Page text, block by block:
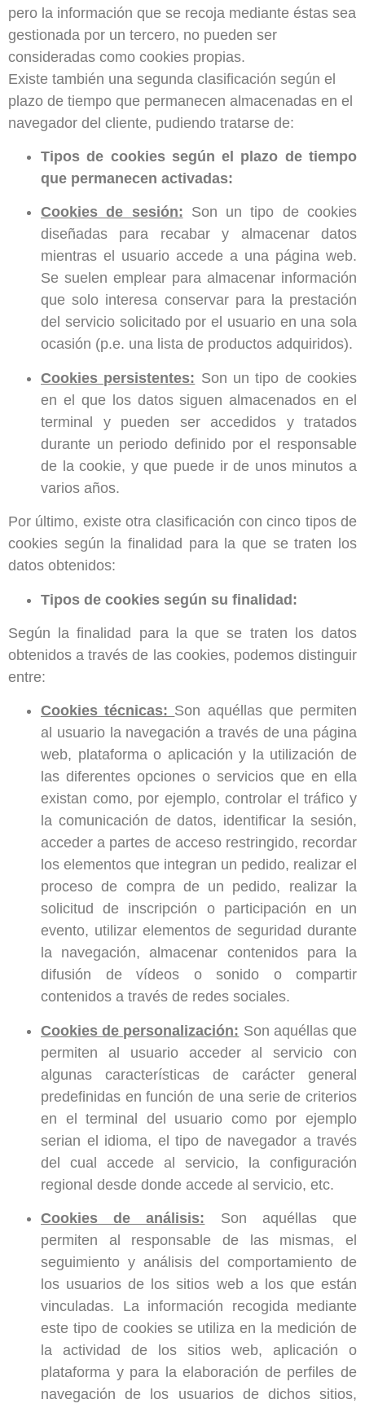
pero la información que se recoja mediante éstas sea
gestionada por un tercero, no pueden ser
consideradas como cookies propias.
Existe también una segunda clasificación según el
plazo de tiempo que permanecen almacenadas en el
navegador del cliente, pudiendo tratarse de:
Tipos de cookies según el plazo de tiempo
que permanecen activadas:
Cookies de sesión: Son un tipo de cookies
diseñadas para recabar y almacenar datos
mientras el usuario accede a una página web.
Se suelen emplear para almacenar información
que solo interesa conservar para la prestación
del servicio solicitado por el usuario en una sola
ocasión (p.e. una lista de productos adquiridos).
Cookies persistentes: Son un tipo de cookies
en el que los datos siguen almacenados en el
terminal y pueden ser accedidos y tratados
durante un periodo definido por el responsable
de la cookie, y que puede ir de unos minutos a
varios años.
Por último, existe otra clasificación con cinco tipos de
cookies según la finalidad para la que se traten los
datos obtenidos:
Tipos de cookies según su finalidad:
Según la finalidad para la que se traten los datos
obtenidos a través de las cookies, podemos distinguir
entre:
Cookies técnicas: Son aquéllas que permiten
al usuario la navegación a través de una página
web, plataforma o aplicación y la utilización de
las diferentes opciones o servicios que en ella
existan como, por ejemplo, controlar el tráfico y
la comunicación de datos, identificar la sesión,
acceder a partes de acceso restringido, recordar
los elementos que integran un pedido, realizar el
proceso de compra de un pedido, realizar la
solicitud de inscripción o participación en un
evento, utilizar elementos de seguridad durante
la navegación, almacenar contenidos para la
difusión de vídeos o sonido o compartir
contenidos a través de redes sociales.
Cookies de personalización: Son aquéllas que
permiten al usuario acceder al servicio con
algunas características de carácter general
predefinidas en función de una serie de criterios
en el terminal del usuario como por ejemplo
serian el idioma, el tipo de navegador a través
del cual accede al servicio, la configuración
regional desde donde accede al servicio, etc.
Cookies de análisis: Son aquéllas que
permiten al responsable de las mismas, el
seguimiento y análisis del comportamiento de
los usuarios de los sitios web a los que están
vinculadas. La información recogida mediante
este tipo de cookies se utiliza en la medición de
la actividad de los sitios web, aplicación o
plataforma y para la elaboración de perfiles de
navegación de los usuarios de dichos sitios,